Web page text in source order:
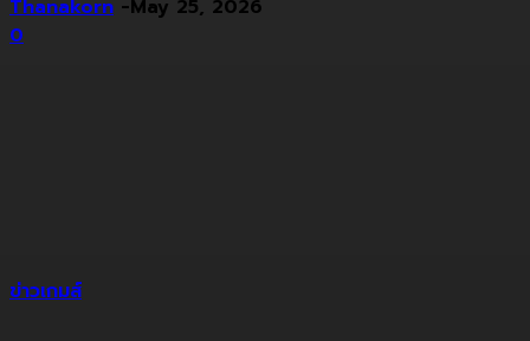
Thanakorn -May 25, 2026
0
ข่าวเกมส์